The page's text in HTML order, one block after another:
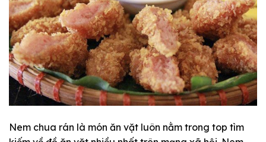
Nem chua rán là món ăn vặt luôn nằm trong top tìm